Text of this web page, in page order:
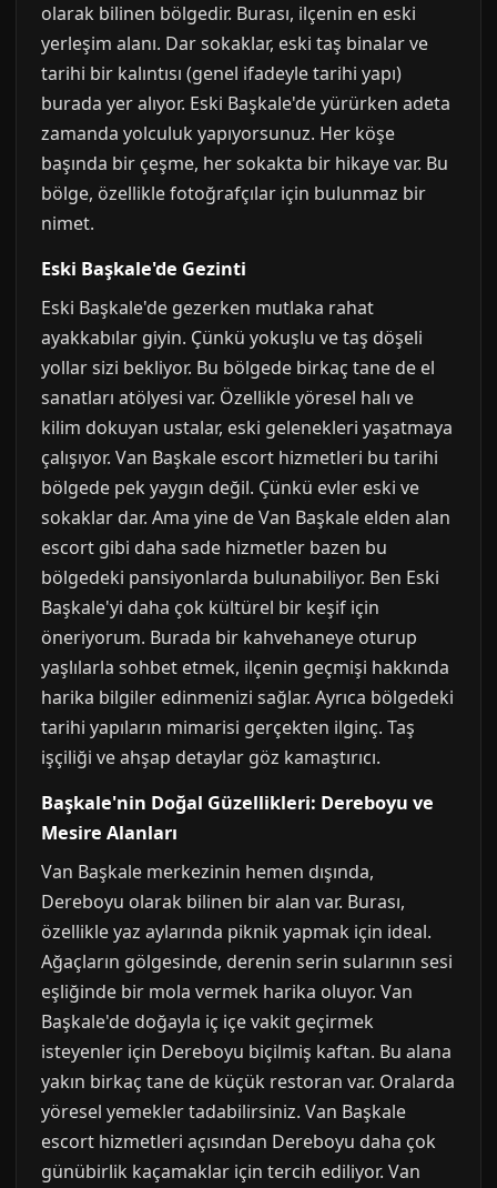
olarak bilinen bölgedir. Burası, ilçenin en eski
yerleşim alanı. Dar sokaklar, eski taş binalar ve
tarihi bir kalıntısı (genel ifadeyle tarihi yapı)
burada yer alıyor. Eski Başkale'de yürürken adeta
zamanda yolculuk yapıyorsunuz. Her köşe
başında bir çeşme, her sokakta bir hikaye var. Bu
bölge, özellikle fotoğrafçılar için bulunmaz bir
nimet.
Eski Başkale'de Gezinti
Eski Başkale'de gezerken mutlaka rahat
ayakkabılar giyin. Çünkü yokuşlu ve taş döşeli
yollar sizi bekliyor. Bu bölgede birkaç tane de el
sanatları atölyesi var. Özellikle yöresel halı ve
kilim dokuyan ustalar, eski gelenekleri yaşatmaya
çalışıyor. Van Başkale escort hizmetleri bu tarihi
bölgede pek yaygın değil. Çünkü evler eski ve
sokaklar dar. Ama yine de Van Başkale elden alan
escort gibi daha sade hizmetler bazen bu
bölgedeki pansiyonlarda bulunabiliyor. Ben Eski
Başkale'yi daha çok kültürel bir keşif için
öneriyorum. Burada bir kahvehaneye oturup
yaşlılarla sohbet etmek, ilçenin geçmişi hakkında
harika bilgiler edinmenizi sağlar. Ayrıca bölgedeki
tarihi yapıların mimarisi gerçekten ilginç. Taş
işçiliği ve ahşap detaylar göz kamaştırıcı.
Başkale'nin Doğal Güzellikleri: Dereboyu ve
Mesire Alanları
Van Başkale merkezinin hemen dışında,
Dereboyu olarak bilinen bir alan var. Burası,
özellikle yaz aylarında piknik yapmak için ideal.
Ağaçların gölgesinde, derenin serin sularının sesi
eşliğinde bir mola vermek harika oluyor. Van
Başkale'de doğayla iç içe vakit geçirmek
isteyenler için Dereboyu biçilmiş kaftan. Bu alana
yakın birkaç tane de küçük restoran var. Oralarda
yöresel yemekler tadabilirsiniz. Van Başkale
escort hizmetleri açısından Dereboyu daha çok
günübirlik kaçamaklar için tercih ediliyor. Van